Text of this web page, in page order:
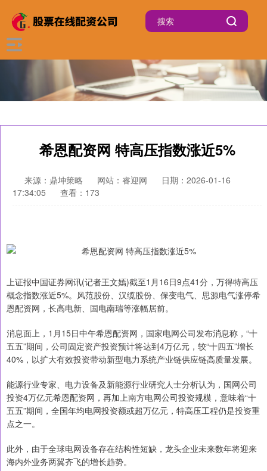
希恩配资网 特高压指数涨近5%
来源：鼎坤策略 网站：睿迎网
日期：2026-01-16
17:34:05
查看：173
上证报中国证券网讯(记者王文嫣)截至1月16日9点41分，万得特高压
概念指数涨近5%。风范股份、汉缆股份、保变电气、思源电气涨停希
恩配资网，长高电新、国电南瑞等涨幅居前。
消息面上，1月15日中午希恩配资网，国家电网公司发布消息称，“十
五五”期间，公司固定资产投资预计将达到4万亿元，较“十四五”增长
40%，以扩大有效投资带动新型电力系统产业链供应链高质量发展。
能源行业专家、电力设备及新能源行业研究人士分析认为，国网公司
投资4万亿元希恩配资网，再加上南方电网公司投资规模，意味着“十
五五”期间，全国年均电网投资额或超万亿元，特高压工程仍是投资重
点之一。
此外，由于全球电网设备存在结构性短缺，龙头企业未来数年将迎来
海内外业务两翼齐飞的增长趋势。